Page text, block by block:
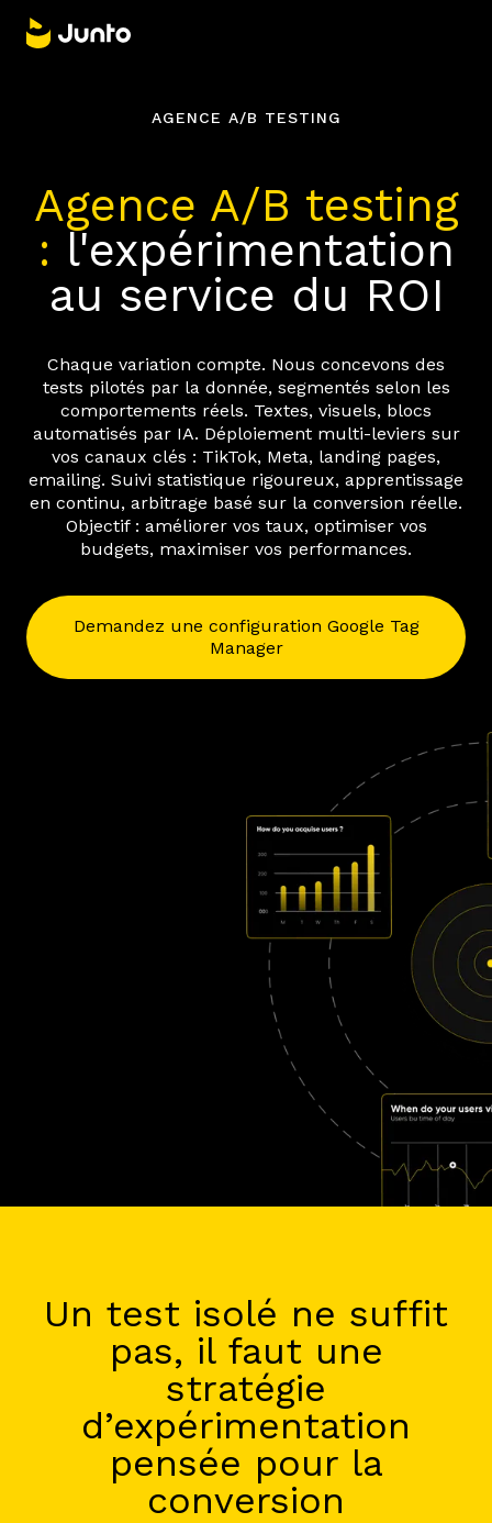
AGENCE A/B TESTING
Agence A/B testing
: l'expérimentation
au service du ROI
Chaque variation compte. Nous concevons des
tests pilotés par la donnée, segmentés selon les
comportements réels. Textes, visuels, blocs
automatisés par IA. Déploiement multi-leviers sur
vos canaux clés : TikTok, Meta, landing pages,
emailing. Suivi statistique rigoureux, apprentissage
en continu, arbitrage basé sur la conversion réelle.
Objectif : améliorer vos taux, optimiser vos
budgets, maximiser vos performances.
Demandez une configuration Google Tag
Manager
Un test isolé ne suffit
pas, il faut une
stratégie
d’expérimentation
pensée pour la
conversion